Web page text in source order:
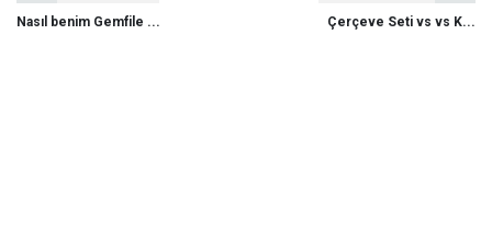
Nasıl benim Gemfile ... Çerçeve Seti vs vs K...